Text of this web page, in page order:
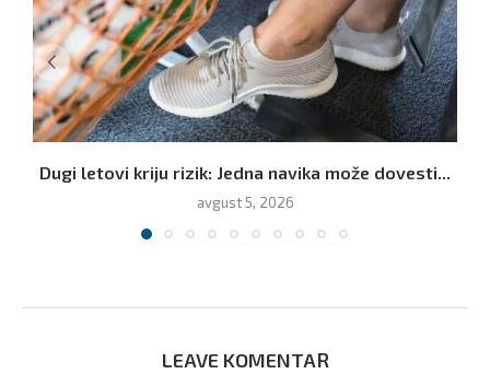
Dugi letovi kriju rizik: Jedna navika može dovesti...
avgust 5, 2026
LEAVE KOMENTAR